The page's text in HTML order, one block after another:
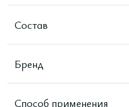
Состав
Бренд
Способ применения